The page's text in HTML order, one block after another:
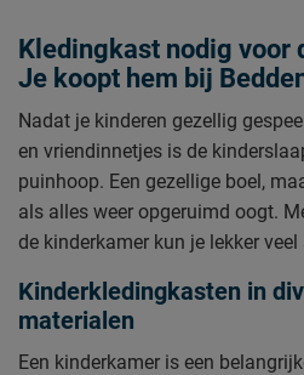
Kledingkast nodig voor
Je koopt hem bij
Nadat je kinderen gezellig
en vriendinnetjes is de
puinhoop. Een gezellige boel,
als alles weer opgeruimd oogt.
de kinderkamer kun je lekker
Kinderkledingkasten in
materialen
Een kinderkamer is een